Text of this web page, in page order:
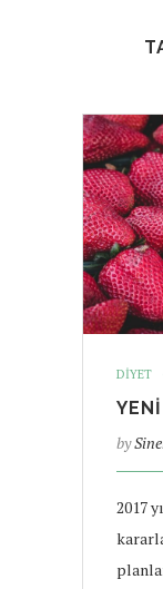
DIYET
by
2017